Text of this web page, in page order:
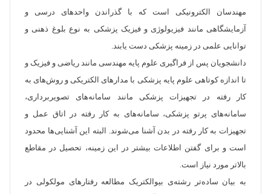
مهندسان الکترونیکی است که با گذراندن واحدهای درسی و
آزمایشگاهی مانند فیزیولوژی و فیزیک پزشکی به نوع بلوغ ذهنی و
توانایی علمی در زمینه پزشکی دست یابند.
دانشجویان پس از فراگیری علوم پایه مهندسی مانند ریاضی و فیزیک و
تا اندازه کوتاهی علوم پایه پزشکی با مدارهای الکتریکی و روش‌های به
کار رفته در تجهیزات پزشکی مانند سامانه‌های تصویربرداری،
سامانه‌های پرتو پزشکی، سامانه‌های به کار رفته در اتاق عمل و
تجهیزات به کار رفته در بدن آشنا می‌شوند. البته این آشنایی‌ها محدود
است و برای گفتن اطلاعات بیشتر در این زمینه، تحصیل در مقاطع
بالاتر مورد نیاز است.
به بیان ساده‌تر رشته‌ی بیوالکتریک مطالعه رفتارهای مولکولی در